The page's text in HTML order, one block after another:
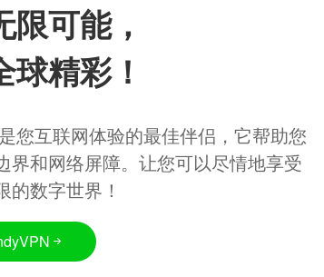
限可能，
球精彩！
您互联网体验的最佳伴侣，它帮助您
界和网络屏障。让您可以尽情地享受
的数字世界！